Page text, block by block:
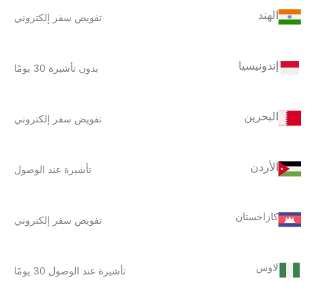
الهند تفويض سفر إلكتروني
إندونيسيا بدون تأشيرة 30 يومًا
البحرين تفويض سفر إلكتروني
الأردن تأشيرة عند الوصول
كازاخستان تفويض سفر إلكتروني
لاوس تأشيرة عند الوصول 30 يومًا